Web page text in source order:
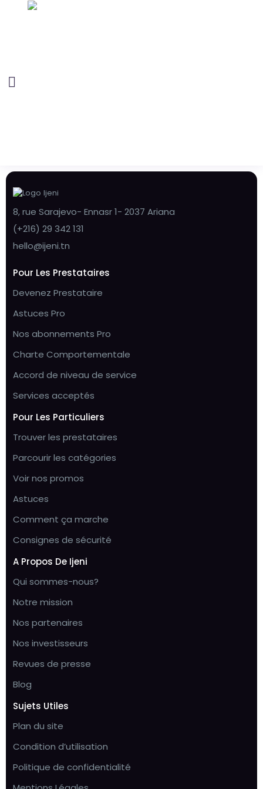
8, rue Sarajevo- Ennasr 1- 2037 Ariana
(+216) 29 342 131
hello@ijeni.tn
Pour Les Prestataires
Devenez Prestataire
Astuces Pro
Nos abonnements Pro
Charte Comportementale
Accord de niveau de service
Services acceptés
Pour Les Particuliers
Trouver les prestataires
Parcourir les catégories
Voir nos promos
Astuces
Comment ça marche
Consignes de sécurité
A Propos De Ijeni
Qui sommes-nous?
Notre mission
Nos partenaires
Nos investisseurs
Revues de presse
Blog
Sujets Utiles
Plan du site
Condition d’utilisation
Politique de confidentialité